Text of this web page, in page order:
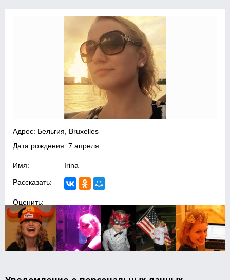
Адрес: Бельгия, Bruxelles
Дата рождения: 7 апреля
Имя: Irina
Рассказать:
Оценить: